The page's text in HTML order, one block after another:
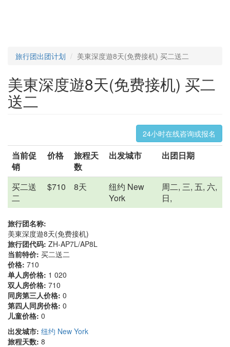
旅行团出团计划 美東深度遊8天(免费接机) 买二送二
美東深度遊8天(免费接机) 买二
送二
24小时在线咨询或报名
当前促
销
价格
旅程天
数
出发城市 出团日期
买二送
二
$710 8天
纽约 New
York
周二, 三, 五, 六,
日,
旅行团名称:
美東深度遊8天(免费接机)
旅行团代码: ZH-AP7L/AP8L
当前特价: 买二送二
价格: 710
单人房价格: 1 020
双人房价格: 710
同房第三人价格: 0
第四人同房价格: 0
儿童价格: 0
出发城市: 纽约 New York
旅程天数: 8